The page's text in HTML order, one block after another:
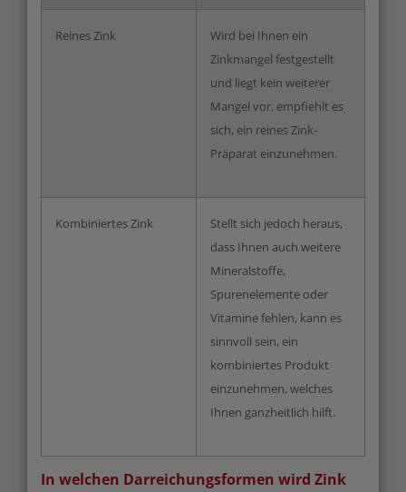
Reines Zink
Wird bei Ihnen ein
Zinkmangel festgestellt
und liegt kein weiterer
Mangel vor, empfiehlt es
sich, ein reines Zink-
Präparat einzunehmen.
Kombiniertes Zink
Stellt sich jedoch heraus,
dass Ihnen auch weitere
Mineralstoffe,
Spurenelemente oder
Vitamine fehlen, kann es
sinnvoll sein, ein
kombiniertes Produkt
einzunehmen, welches
Ihnen ganzheitlich hilft.
In welchen Darreichungsformen wird Zink